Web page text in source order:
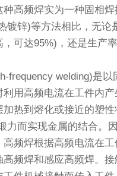
种高频焊实为一种固相
镀锌)等方法相比，无论
，可达95%)，还是生产
frequency welding)是以
利用高频电流在工件内
加热到熔化或接近的塑
力而实现金属的结合。
高频焊根据高频电流在
高频焊和感应高频焊。